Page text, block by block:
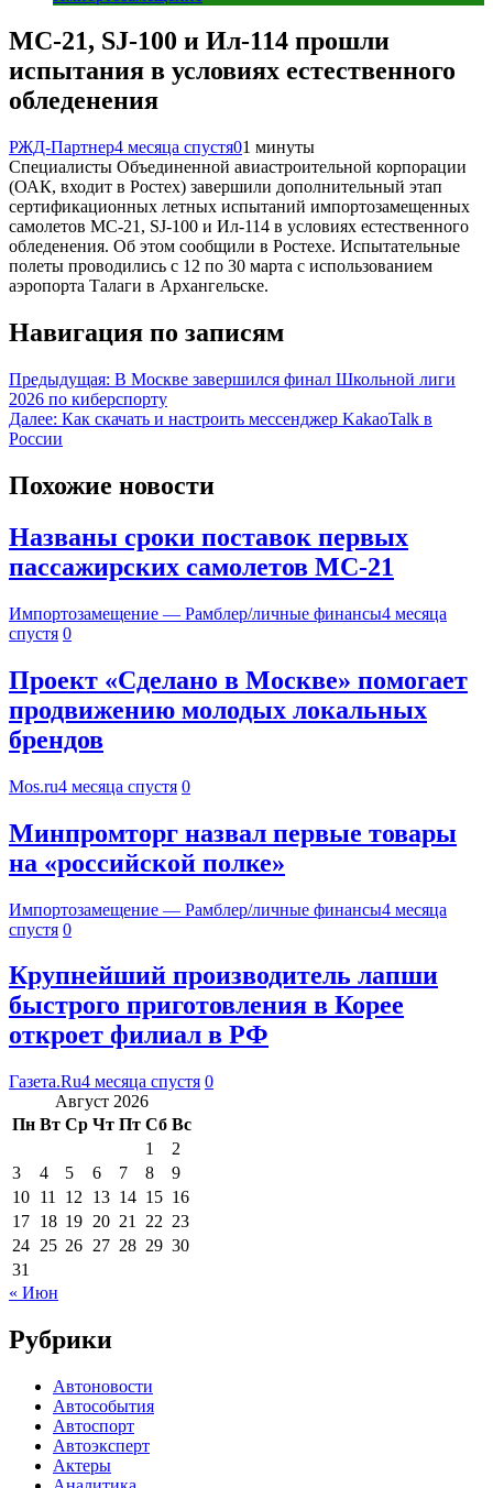
МС-21, SJ-100 и Ил-114 прошли
испытания в условиях естественного
обледенения
РЖД-Партнер4 месяца спустя01 минуты
Специалисты Объединенной авиастроительной корпорации
(ОАК, входит в Ростех) завершили дополнительный этап
сертификационных летных испытаний импортозамещенных
самолетов МС-21, SJ-100 и Ил-114 в условиях естественного
обледенения. Об этом сообщили в Ростехе. Испытательные
полеты проводились с 12 по 30 марта с использованием
аэропорта Талаги в Архангельске.
Навигация по записям
Предыдущая: В Москве завершился финал Школьной лиги
2026 по киберспорту
Далее: Как скачать и настроить мессенджер KakaoTalk в
России
Похожие новости
Названы сроки поставок первых
пассажирских самолетов МС-21
Импортозамещение — Рамблер/личные финансы4 месяца
спустя 0
Проект «Сделано в Москве» помогает
продвижению молодых локальных
брендов
Mos.ru4 месяца спустя 0
Минпромторг назвал первые товары
на «российской полке»
Импортозамещение — Рамблер/личные финансы4 месяца
спустя 0
Крупнейший производитель лапши
быстрого приготовления в Корее
откроет филиал в РФ
Газета.Ru4 месяца спустя 0
Август 2026
Пн Вт Ср Чт Пт Сб Вс
1
2
3
4 5 6 7 8
9
10 11 12 13 14 15 16
17 18 19 20 21 22 23
24 25 26 27 28 29 30
31
« Июн
Рубрики
Автоновости
Автособытия
Автоспорт
Автоэксперт
Актеры